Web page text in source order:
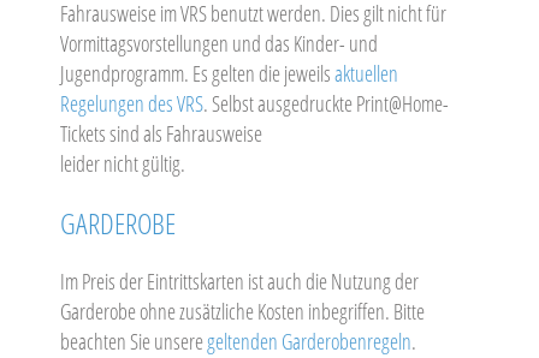
Fahrausweise im VRS benutzt werden. Dies gilt nicht für
Vormittagsvorstellungen und das Kinder- und
Jugendprogramm. Es gelten die jeweilsaktuellen
Regelungen des VRS. Selbst ausgedruckte Print@Home-
Tickets sind als Fahrausweise
leider nicht gültig.
GARDEROBE
Im Preis der Eintrittskarten ist auch die Nutzung der
Garderobe ohne zusätzliche Kosten inbegriffen. Bitte
beachten Sie unseregeltenden Garderobenregeln.